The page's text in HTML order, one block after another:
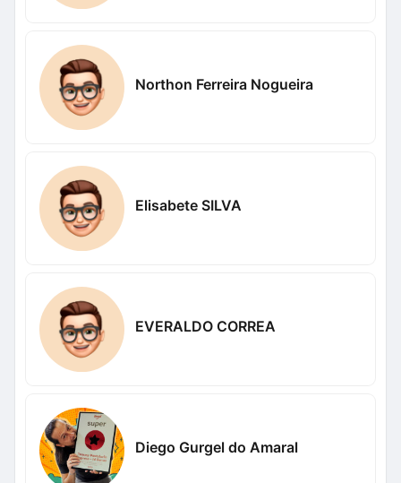
Northon Ferreira Nogueira
Elisabete SILVA
EVERALDO CORREA
Diego Gurgel do Amaral